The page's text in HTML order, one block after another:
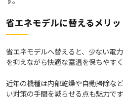
省エネモデルに替えるメリッ
省エネモデルへ替えると、少ない電
を抑えながら快適な室温を保ちやすく
近年の機種は内部乾燥や自動掃除な
い対策の手間を減らせる点も魅力です